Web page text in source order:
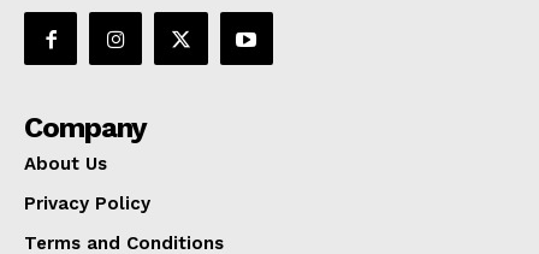
Company
About Us
Privacy Policy
Terms and Conditions